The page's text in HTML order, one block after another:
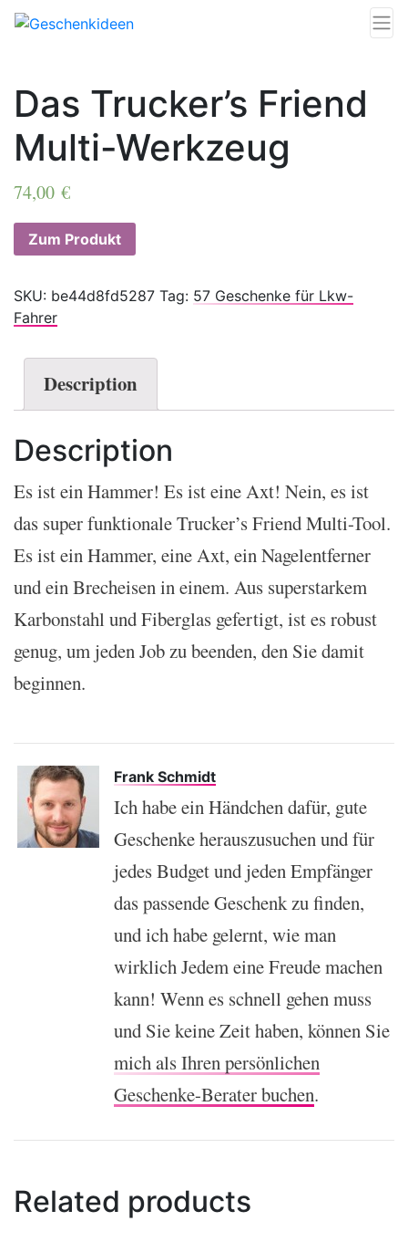
Das Trucker’s Friend
Multi-Werkzeug
74,00 €
Zum Produkt
SKU: be44d8fd5287 Tag: 57 Geschenke für Lkw-
Fahrer
Description
Description
Es ist ein Hammer! Es ist eine Axt! Nein, es ist
das super funktionale Trucker’s Friend Multi-Tool.
Es ist ein Hammer, eine Axt, ein Nagelentferner
und ein Brecheisen in einem. Aus superstarkem
Karbonstahl und Fiberglas gefertigt, ist es robust
genug, um jeden Job zu beenden, den Sie damit
beginnen.
Frank Schmidt
Ich habe ein Händchen dafür, gute
Geschenke herauszusuchen und für
jedes Budget und jeden Empfänger
das passende Geschenk zu finden,
und ich habe gelernt, wie man
wirklich Jedem eine Freude machen
kann! Wenn es schnell gehen muss
und Sie keine Zeit haben, können Sie
mich als Ihren persönlichen
Geschenke-Berater buchen.
Related products